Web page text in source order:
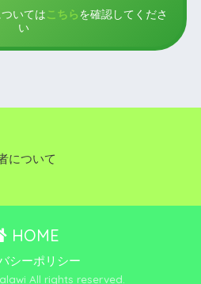
いては こちら を確認してくださ
い
について
HOME
シーポリシー
All rights reserved.